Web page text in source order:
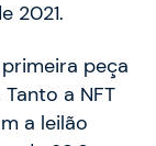
2021.
primeira peça
a NFT
a leilão